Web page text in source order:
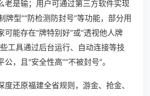
老是输；用户可通过第三方软件实现
牌型”“防检测防封号”等功能，部分用
可能存在“牌特别好”或“透视他人牌
工具通过后台运行、自动连接等技
，且“安全性高”“不被封号”。
度还原福建全省规则，游金、抢金、